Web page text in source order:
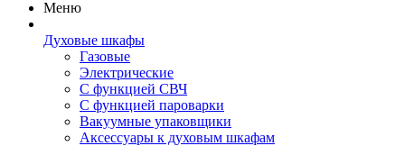
Меню
Духовые шкафы
Газовые
Электрические
С функцией СВЧ
С функцией пароварки
Вакуумные упаковщики
Аксессуары к духовым шкафам